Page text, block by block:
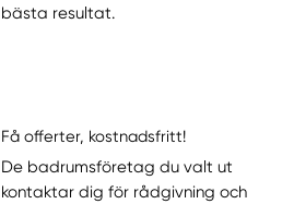
bästa resultat.
Få offerter, kostnadsfritt!
De badrumsföretag du valt ut
kontaktar dig för rådgivning och